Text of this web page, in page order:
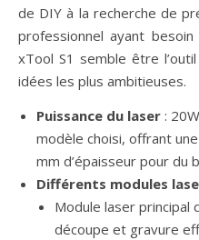
de DIY à la recherche de
professionnel ayant
xTool S1 semble être
idées les plus ambitieuses.
Puissance du laser :
modèle choisi, offrant
mm d’épaisseur pour du
Différents modules
Module laser principal
découpe et gravure